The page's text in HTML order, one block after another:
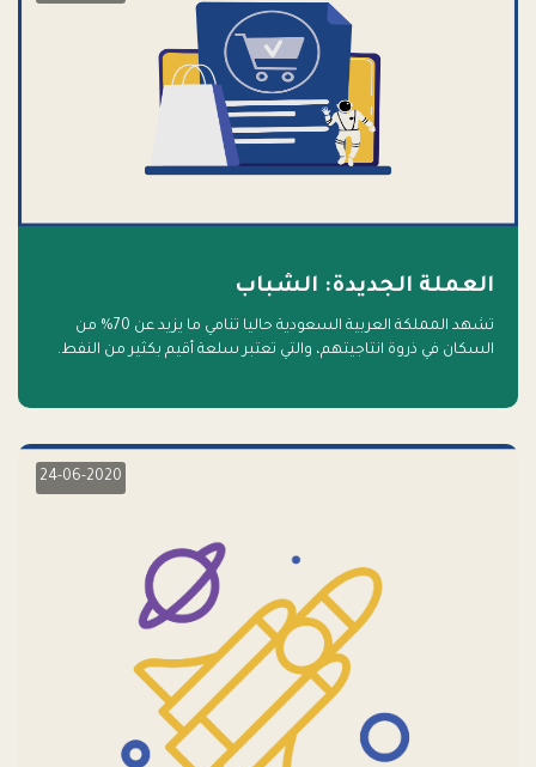
العملة الجديدة: الشباب
تشهد المملكة العربية السعودية حاليا تنامي ما يزيد عن 70% من
السكان في ذروة انتاجيتهم، والتي تعتبر سلعة أقيم بكثير من النفط.
24-06-2020